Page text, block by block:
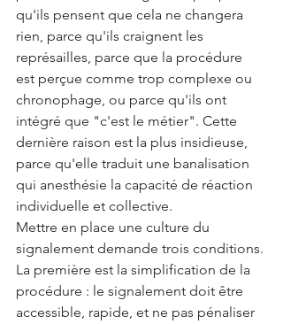
qu'ils pensent que cela ne changera
rien, parce qu'ils craignent les
représailles, parce que la procédure
est perçue comme trop complexe ou
chronophage, ou parce qu'ils ont
intégré que "c'est le métier". Cette
dernière raison est la plus insidieuse,
parce qu'elle traduit une banalisation
qui anesthésie la capacité de réaction
individuelle et collective.
Mettre en place une culture du
signalement demande trois conditions.
La première est la simplification de la
procédure : le signalement doit être
accessible, rapide, et ne pas pénaliser